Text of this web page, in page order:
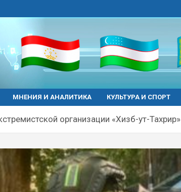
МНЕНИЯ И АНАЛИТИКА КУЛЬТУРА И СПОРТ
организации «Хизб-ут-Тахрир»